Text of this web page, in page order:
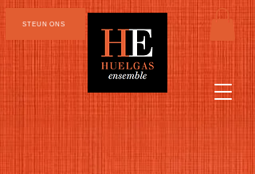
STEUN ONS